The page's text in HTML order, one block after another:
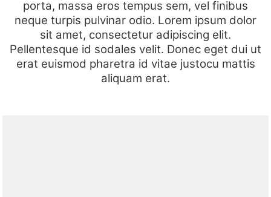
porta, massa eros tempus sem, vel finibus
neque turpis pulvinar odio. Lorem ipsum dolor
sit amet, consectetur adipiscing elit.
Pellentesque id sodales velit. Donec eget dui ut
erat euismod pharetra id vitae justocu mattis
aliquam erat.